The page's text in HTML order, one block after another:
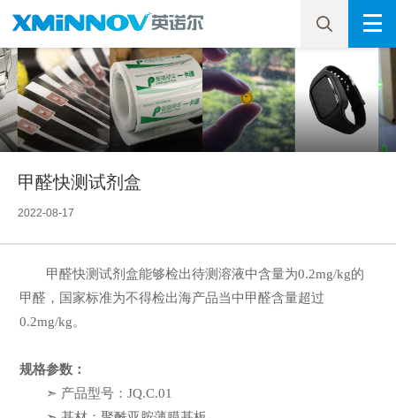
甲醛快测试剂盒
2022-08-17
甲醛快测试剂盒能够检出待测溶液中含量为0.2mg/kg的
甲醛，国家标准为不得检出海产品当中甲醛含量超过
0.2mg/kg。
规格参数：
➣ 产品型号：JQ.C.01